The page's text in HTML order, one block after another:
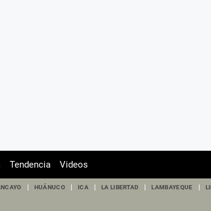
Tendencia Videos
HUÁNUCO ICA LA LIBERTAD LAMBAYEQUE